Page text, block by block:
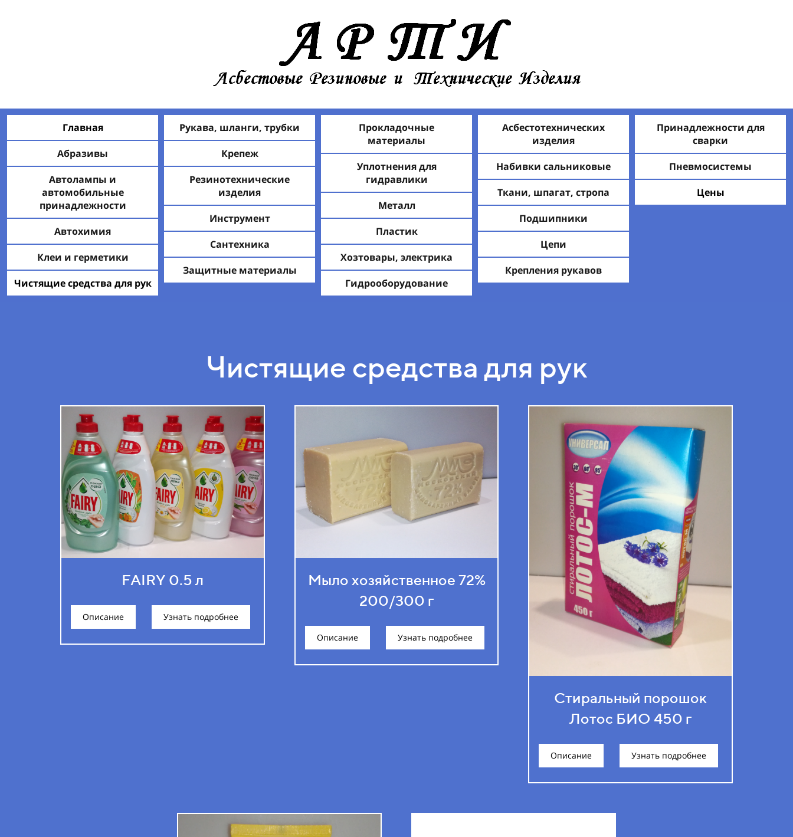
Главная
Абразивы
Автолампы и
автомобильные
принадлежности
Автохимия
Клеи и герметики
Чистящие средства для рук
Рукава, шланги, трубки
Крепеж
Резинотехнические
изделия
Инструмент
Сантехника
Защитные материалы
Прокладочные
материалы
Уплотнения для
гидравлики
Металл
Пластик
Хозтовары, электрика
Гидрооборудование
Асбестотехнических
изделия
Набивки сальниковые
Ткани, шпагат, стропа
Подшипники
Цепи
Крепления рукавов
Принадлежности для
сварки
Пневмосистемы
Цены
Чистящие средства для рук
FAIRY 0.5 л
Описание Узнать подробнее
Мыло хозяйственное 72%
200/300 г
Описание Узнать подробнее
Стиральный порошок
Лотос БИО 450 г
Описание Узнать подробнее